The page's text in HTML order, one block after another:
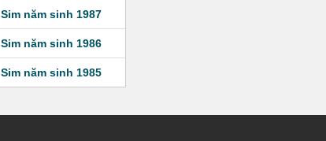
Sim năm sinh 1987
Sim năm sinh 1986
Sim năm sinh 1985